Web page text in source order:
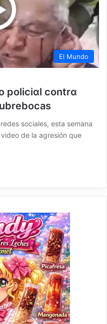
El Mundo
policiαl contrα
sociales, esta semana
de la agresión que